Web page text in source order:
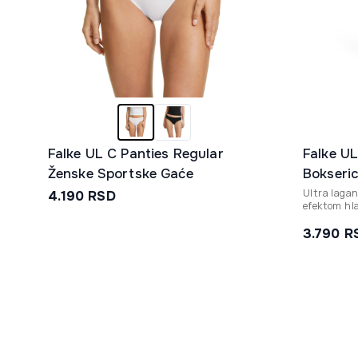
Falke UL C Panties Regular
Ženske Sportske Gaće
4.190 RSD
Falke
3.790
Ultra
efektom
visokim